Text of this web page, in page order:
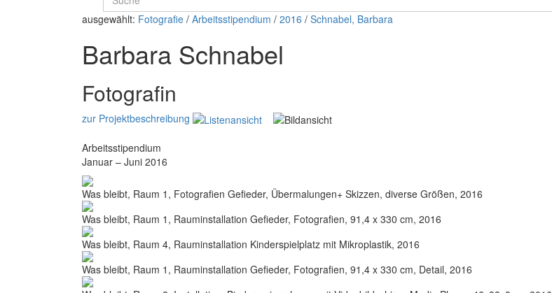
ausgewählt: Fotografie / Arbeitsstipendium / 2016 / Schnabel, Barbara
Barbara Schnabel
Fotografin
zur Projektbeschreibung
Arbeitsstipendium
Januar – Juni 2016
Was bleibt, Raum 1, Fotografien Gefieder, Übermalungen+ Skizzen, diverse Größen, 2016
Was bleibt, Raum 1, Rauminstallation Gefieder, Fotografien, 91,4 x 330 cm, 2016
Was bleibt, Raum 4, Rauminstallation Kinderspielplatz mit Mikroplastik, 2016
Was bleibt, Raum 1, Rauminstallation Gefieder, Fotografien, 91,4 x 330 cm, Detail, 2016